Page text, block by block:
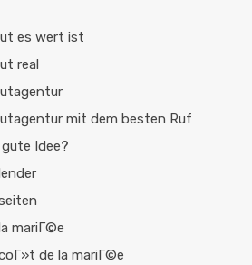
es wert ist
real
mit dem besten Ruf
Idee?
mariГ©e
de la mariГ©e